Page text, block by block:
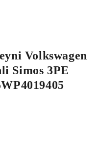
Volkswagen
Simos 3PE